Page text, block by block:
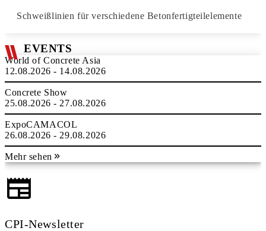
Schweißlinien für verschiedene Betonfertigteilelemente
EVENTS
World of Concrete Asia
12.08.2026 - 14.08.2026
Concrete Show
25.08.2026 - 27.08.2026
ExpoCAMACOL
26.08.2026 - 29.08.2026
Mehr sehen
CPI-Newsletter